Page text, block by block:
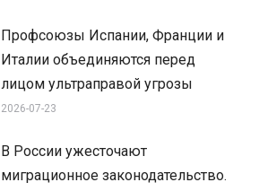
Профсоюзы Испании, Франции и
Италии объединяются перед
лицом ультраправой угрозы
2026-07-23
В России ужесточают
миграционное законодательство.